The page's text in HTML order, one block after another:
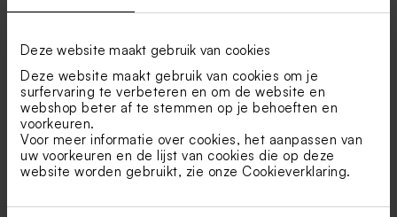
Deze website maakt gebruik van cookies
Deze website maakt gebruik van cookies om je
surfervaring te verbeteren en om de website en
webshop beter af te stemmen op je behoeften en
voorkeuren.
Voor meer informatie over cookies, het aanpassen van
uw voorkeuren en de lijst van cookies die op deze
website worden gebruikt, zie onze Cookieverklaring.
Vlaggenlijn in
natuurpapierlook met foto's
en naam
Bellenblaassticker in
Snoepzakje met foto's
Afgerond snoepzakje met
foto's en naam in goudfolie
Nieuw
Nieuw